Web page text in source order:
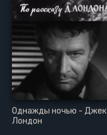
Однажды ночью - Джек
Лондон